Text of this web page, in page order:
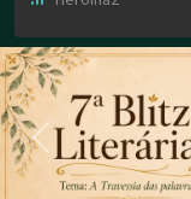
Previous